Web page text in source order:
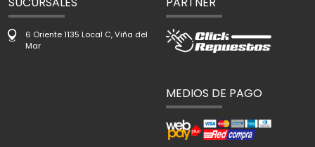
6 Oriente 1135 Local C, Viña del
Mar
MEDIOS DE PAGO